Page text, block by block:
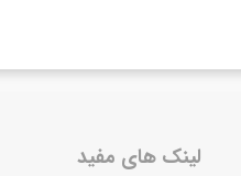
لینک های مفید